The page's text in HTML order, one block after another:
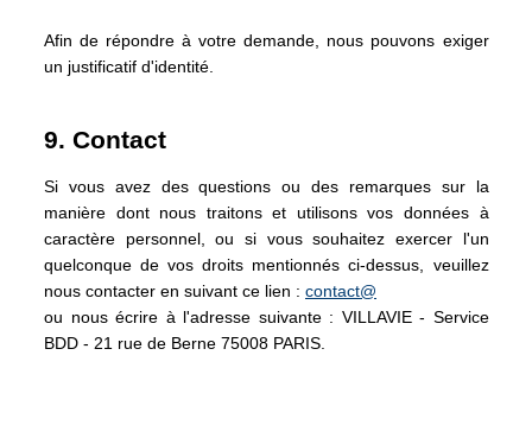
Afin de répondre à votre demande, nous pouvons exiger
un justificatif d'identité.
9. Contact
Si vous avez des questions ou des remarques sur la
manière dont nous traitons et utilisons vos données à
caractère personnel, ou si vous souhaitez exercer l'un
quelconque de vos droits mentionnés ci-dessus, veuillez
nous contacter en suivant ce lien : contact@
ou nous écrire à l'adresse suivante : VILLAVIE - Service
BDD - 21 rue de Berne 75008 PARIS.